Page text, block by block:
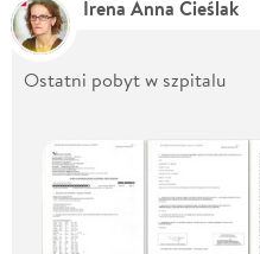
Irena Anna Cieślak
Ostatni pobyt w szpitalu